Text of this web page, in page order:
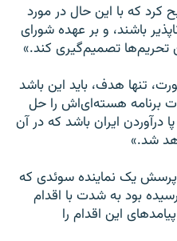
کرد که با این حال در مورد
باشند، و بر عهده شورای
تحریم‌ها تصمیم‌گیری کند.»
تنها هدف، باید این باشد
برنامه هسته‌ای‌اش را حل
درآوردن ایران باشد که در آن
شد.»
پرسش یک نماینده سوئدی که
بود به شدت با اقدام
این اقدام را